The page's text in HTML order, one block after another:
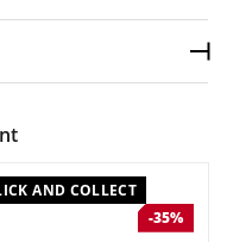
junior. Sa coupe
AND COLLECT
-35%